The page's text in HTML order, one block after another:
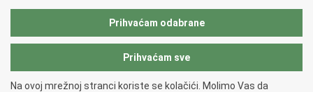
fax: +385 (0)1 4551 795, +385 (0)1 4920 149
ministarstvo@mvep.hr
Prihvaćam odabrane
Prihvaćam sve
Na ovoj mrežnoj stranci koriste se kolačići. Molimo Vas da